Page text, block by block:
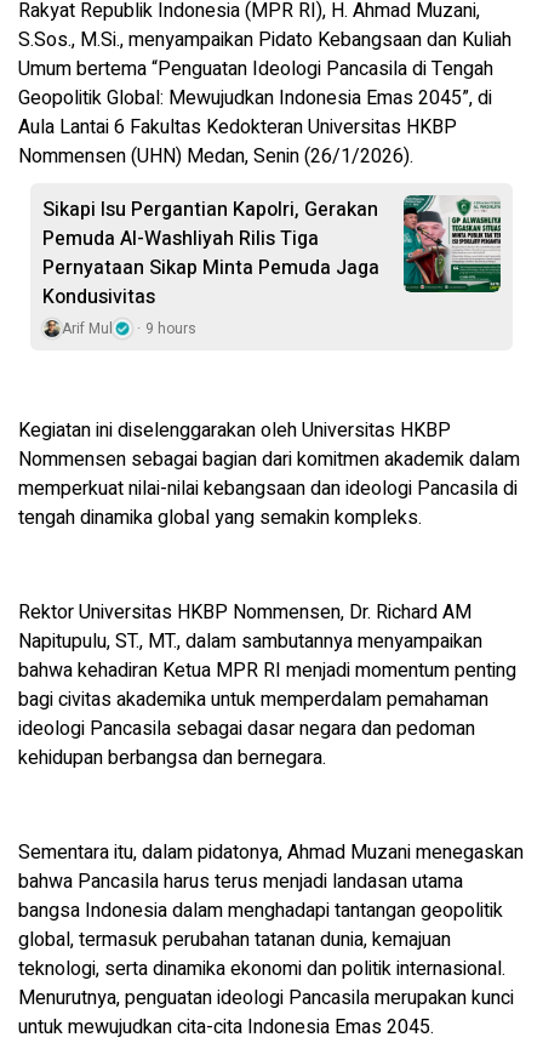
Rakyat Republik Indonesia (MPR RI), H. Ahmad Muzani,
S.Sos., M.Si., menyampaikan Pidato Kebangsaan dan Kuliah
Umum bertema “Penguatan Ideologi Pancasila di Tengah
Geopolitik Global: Mewujudkan Indonesia Emas 2045”, di
Aula Lantai 6 Fakultas Kedokteran Universitas HKBP
Nommensen (UHN) Medan, Senin (26/1/2026).
Sikapi Isu Pergantian Kapolri, Gerakan
Pemuda Al-Washliyah Rilis Tiga
Pernyataan Sikap Minta Pemuda Jaga
Kondusivitas
Arif Mul 9 hours
Kegiatan ini diselenggarakan oleh Universitas HKBP
Nommensen sebagai bagian dari komitmen akademik dalam
memperkuat nilai-nilai kebangsaan dan ideologi Pancasila di
tengah dinamika global yang semakin kompleks.
Rektor Universitas HKBP Nommensen, Dr. Richard AM
Napitupulu, ST., MT., dalam sambutannya menyampaikan
bahwa kehadiran Ketua MPR RI menjadi momentum penting
bagi civitas akademika untuk memperdalam pemahaman
ideologi Pancasila sebagai dasar negara dan pedoman
kehidupan berbangsa dan bernegara.
Sementara itu, dalam pidatonya, Ahmad Muzani menegaskan
bahwa Pancasila harus terus menjadi landasan utama
bangsa Indonesia dalam menghadapi tantangan geopolitik
global, termasuk perubahan tatanan dunia, kemajuan
teknologi, serta dinamika ekonomi dan politik internasional.
Menurutnya, penguatan ideologi Pancasila merupakan kunci
untuk mewujudkan cita-cita Indonesia Emas 2045.